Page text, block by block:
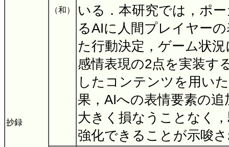
抄録
（和）
いる．本研究では，ポ
るAIに人間プレイヤー
た行動決定，ゲーム状
感情表現の2点を実装す
したコンテンツを用い
果，AIへの表情要素の
大きく損なうことなく
強化できることが示唆